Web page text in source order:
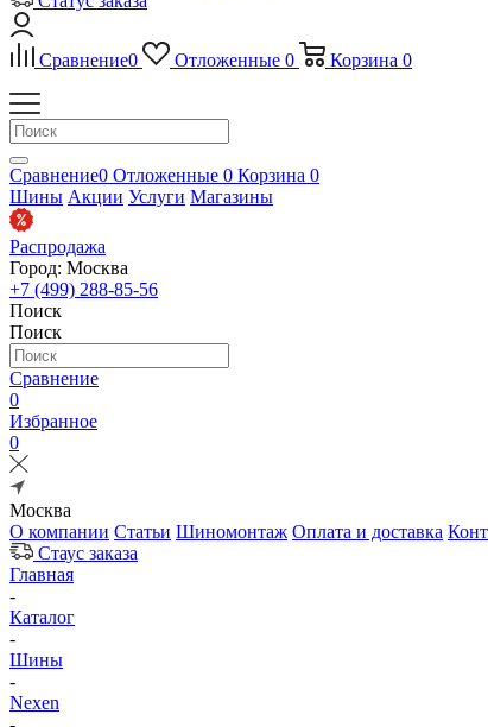
Сравнение0 Отложенные 0 Корзина 0
Сравнение0 Отложенные 0 Корзина 0
Шины Акции Услуги Магазины
Распродажа
Город: Москва
+7 (499) 288-85-56
Поиск
Поиск
Сравнение
0
Избранное
0
Москва
О компании Статьи Шиномонтаж Оплата и доставка
Стаус заказа
Главная
-
Каталог
-
Шины
-
Nexen